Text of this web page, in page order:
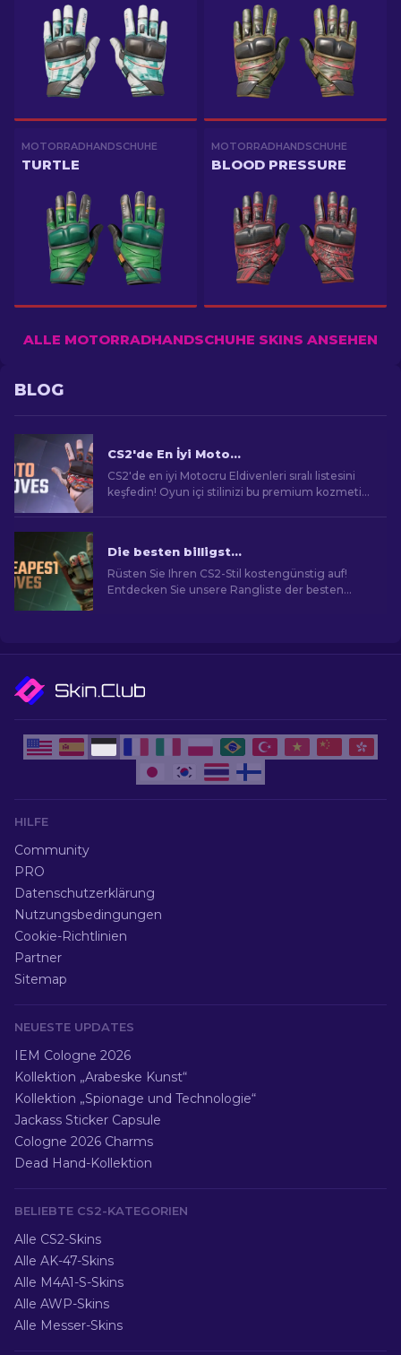
MOTORRADHANDSCHUHE
TURTLE
MOTORRADHANDSCHUHE
BLOOD PRESSURE
ALLE MOTORRADHANDSCHUHE SKINS ANSEHEN
BLOG
CS2'de En İyi Motorcu Eldivenleri: Sıralı Liste [2025]
CS2'de en iyi Motocru Eldivenleri sıralı listesini
keşfedin! Oyun içi stilinizi bu premium kozmetik
Die besten billigsten Handschuhe in CS2: Rangliste [2026]
Rüsten Sie Ihren CS2-Stil kostengünstig auf!
Entdecken Sie unsere Rangliste der besten
HILFE
Community
PRO
Datenschutzerklärung
Nutzungsbedingungen
Cookie-Richtlinien
Partner
Sitemap
NEUESTE UPDATES
IEM Cologne 2026
Kollektion „Arabeske Kunst“
Kollektion „Spionage und Technologie“
Jackass Sticker Capsule
Cologne 2026 Charms
Dead Hand-Kollektion
BELIEBTE CS2-KATEGORIEN
Alle CS2-Skins
Alle AK-47-Skins
Alle M4A1-S-Skins
Alle AWP-Skins
Alle Messer-Skins